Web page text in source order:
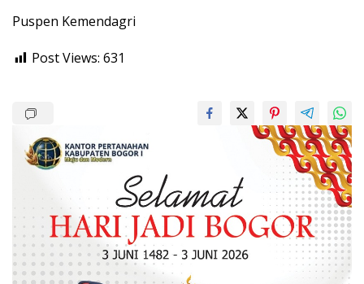
Puspen Kemendagri
Post Views: 631